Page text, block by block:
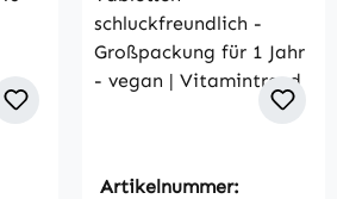
Artikelnummer: